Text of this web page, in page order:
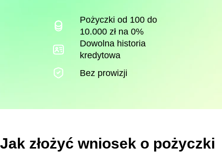
Pożyczki od 100 do
10.000 zł na 0%
Dowolna historia
kredytowa
Bez prowizji
Jak złożyć wniosek o pożyczki